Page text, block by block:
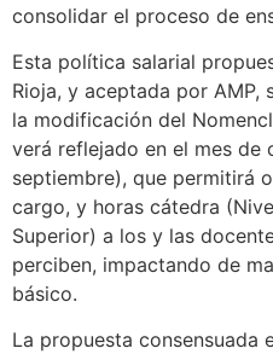
consolidar el proceso de
Esta política salarial
Rioja, y aceptada por AMP,
la modificación del
verá reflejado en el mes de
septiembre), que permitirá
cargo, y horas cátedra
Superior) a los y las
perciben, impactando de
básico.
La propuesta consensuada